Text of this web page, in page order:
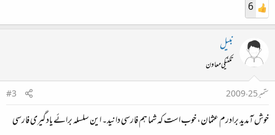
6
نبیل
تکنیکی معاون
ستمبر 25، 2009
#3
خوش آمدید برادرم عثمان، خوب است کہ شما ہم فارسی دانید۔ این سلسلہ برائے یادگیری فارسی